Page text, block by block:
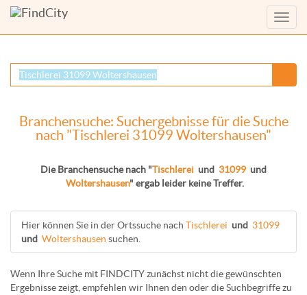
Menü
Branchensuche: Suchergebnisse für die Suche
nach "Tischlerei 31099 Woltershausen"
Die Branchensuche nach "Tischlerei und 31099 und
Woltershausen" ergab leider keine Treffer.
Hier können Sie in der Ortssuche nach Tischlerei und 31099
und Woltershausen suchen.
Wenn Ihre Suche mit FINDCITY zunächst nicht die gewünschten
Ergebnisse zeigt, empfehlen wir Ihnen den oder die Suchbegriffe zu